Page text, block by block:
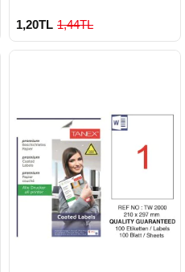
1,20TL 1,44TL